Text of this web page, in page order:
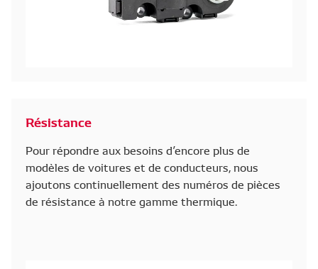
Résistance
Pour répondre aux besoins d’encore plus de
modèles de voitures et de conducteurs, nous
ajoutons continuellement des numéros de pièces
de résistance à notre gamme thermique.